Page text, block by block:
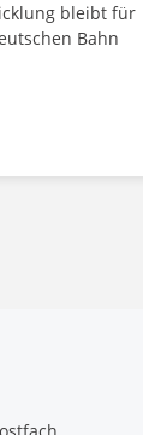
bleibt für
Bahn